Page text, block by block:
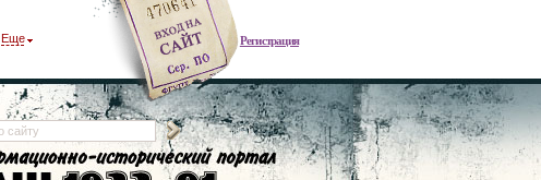
Регистрация
Еще